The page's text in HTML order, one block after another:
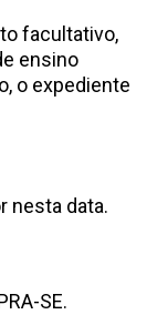
facultativo,
ensino
o expediente
nesta data.
SE.